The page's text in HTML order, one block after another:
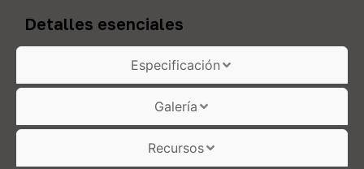
Especificación
Galería
Recursos
Detalles esenciales